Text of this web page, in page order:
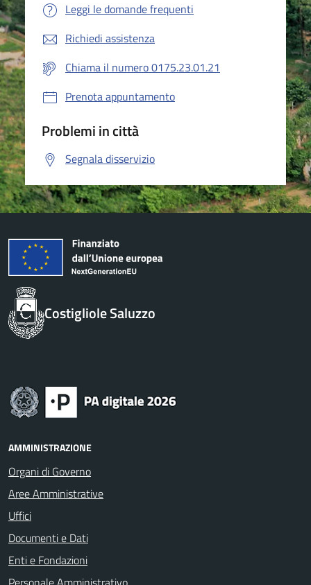
Leggi le domande frequenti
Richiedi assistenza
Chiama il numero 0175.23.01.21
Prenota appuntamento
Problemi in città
Segnala disservizio
Costigliole Saluzzo
AMMINISTRAZIONE
Organi di Governo
Aree Amministrative
Uffici
Documenti e Dati
Enti e Fondazioni